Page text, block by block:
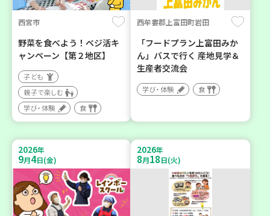
西宮市
野菜を食べよう！ベジ活キ
ャンペーン【第２地区】
子ども
親子で楽しむ
学び・体験
食
西牟婁郡上富田町岩田
「フードプラン上富田みか
ん」バスで行く 産地見学＆
生産者交流会
学び・体験 食
2026年
9月4日(金)
2026年
8月18日(火)